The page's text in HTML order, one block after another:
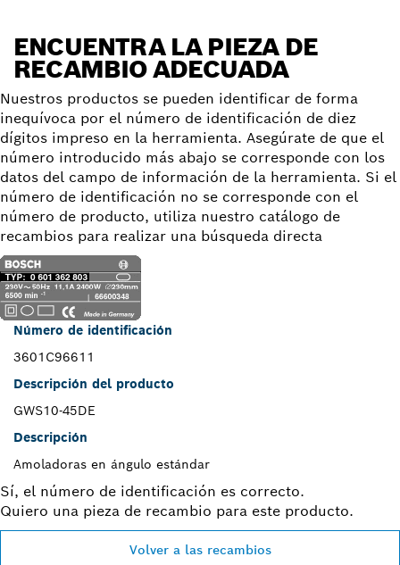
ENCUENTRA LA PIEZA DE
RECAMBIO ADECUADA
Nuestros productos se pueden identificar de forma
inequívoca por el número de identificación de diez
dígitos impreso en la herramienta. Asegúrate de que el
número introducido más abajo se corresponde con los
datos del campo de información de la herramienta. Si el
número de identificación no se corresponde con el
número de producto, utiliza nuestro catálogo de
recambios para realizar una búsqueda directa
Número de identificación
3601C96611
Descripción del producto
GWS10-45DE
Descripción
Amoladoras en ángulo estándar
Sí, el número de identificación es correcto.
Quiero una pieza de recambio para este producto.
Volver a las recambios